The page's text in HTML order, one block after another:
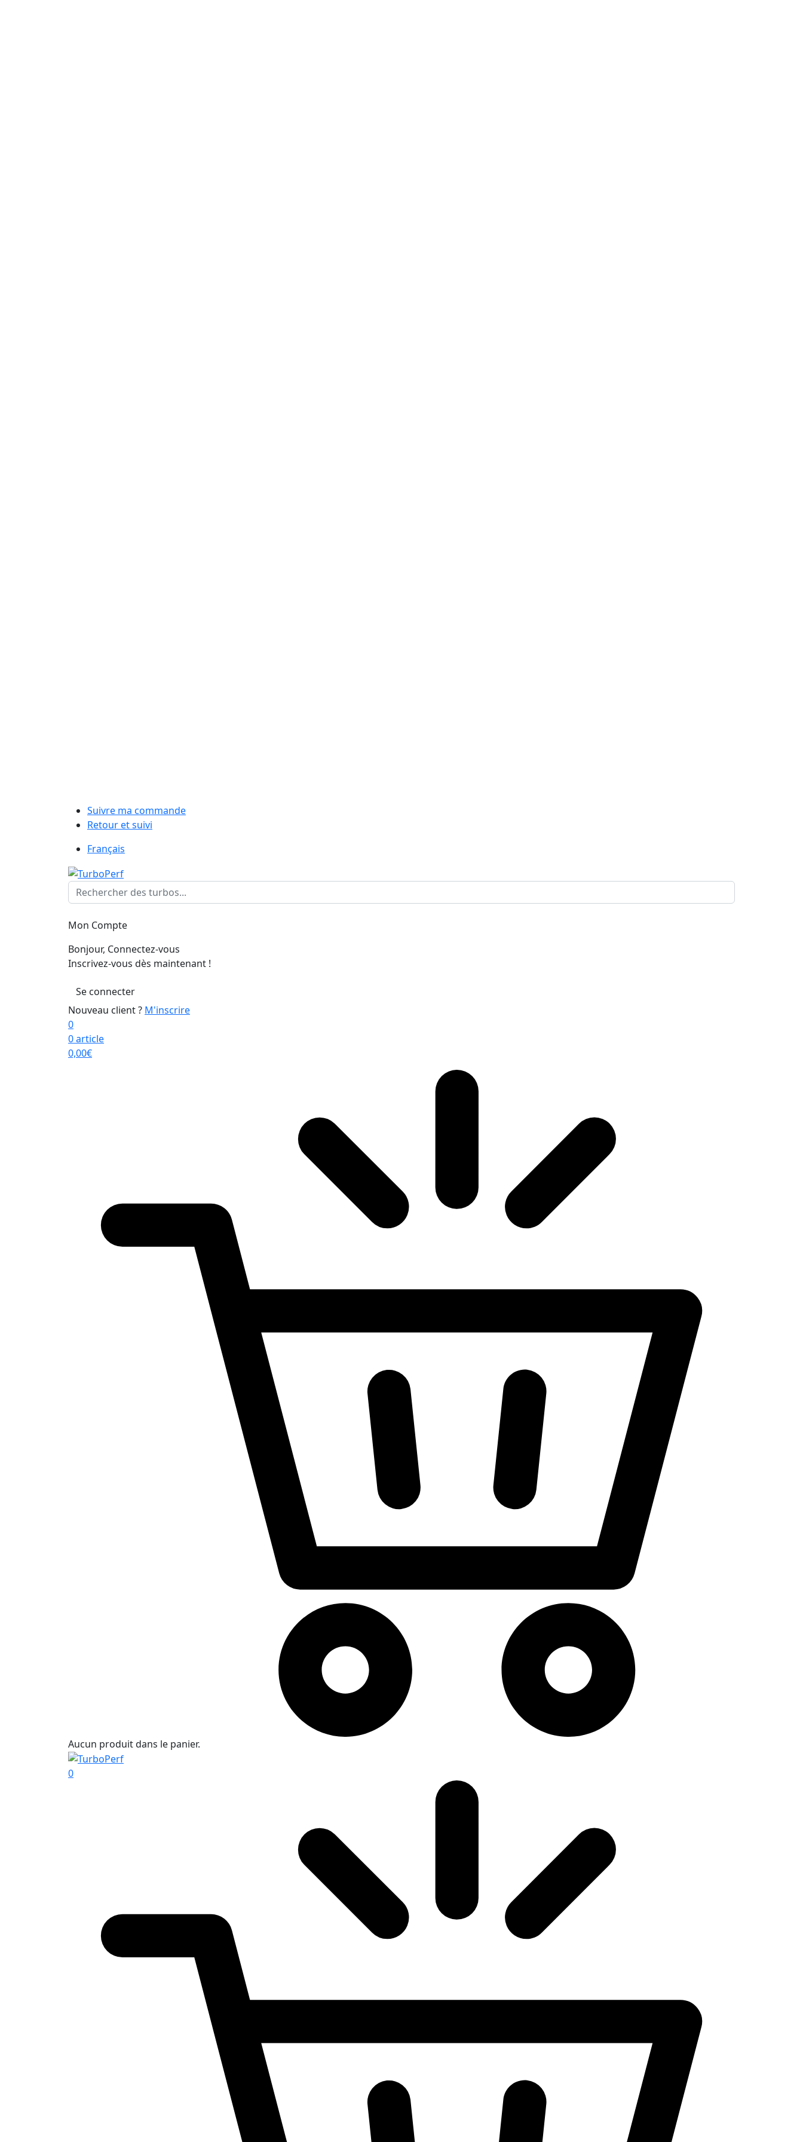
Suivre ma commande
Retour et suivi
Français
Mon Compte
Bonjour, Connectez-vous
Inscrivez-vous dès maintenant !
Se connecter
Nouveau client ? M'inscrire
0
0 article
0,00€
Aucun produit dans le panier.
0